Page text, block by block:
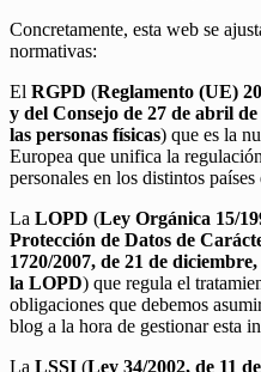
Concretamente, esta web se
normativas:
El RGPD (Reglamento (UE)
y del Consejo de 27 de abril
las personas físicas) que es la
Europea que unifica la
personales en los distintos
La LOPD (Ley Orgánica 15/
Protección de Datos de
1720/2007, de 21 de
la LOPD) que regula el
obligaciones que debemos
blog a la hora de gestionar esta
La LSSI (Ley 34/2002, de 11